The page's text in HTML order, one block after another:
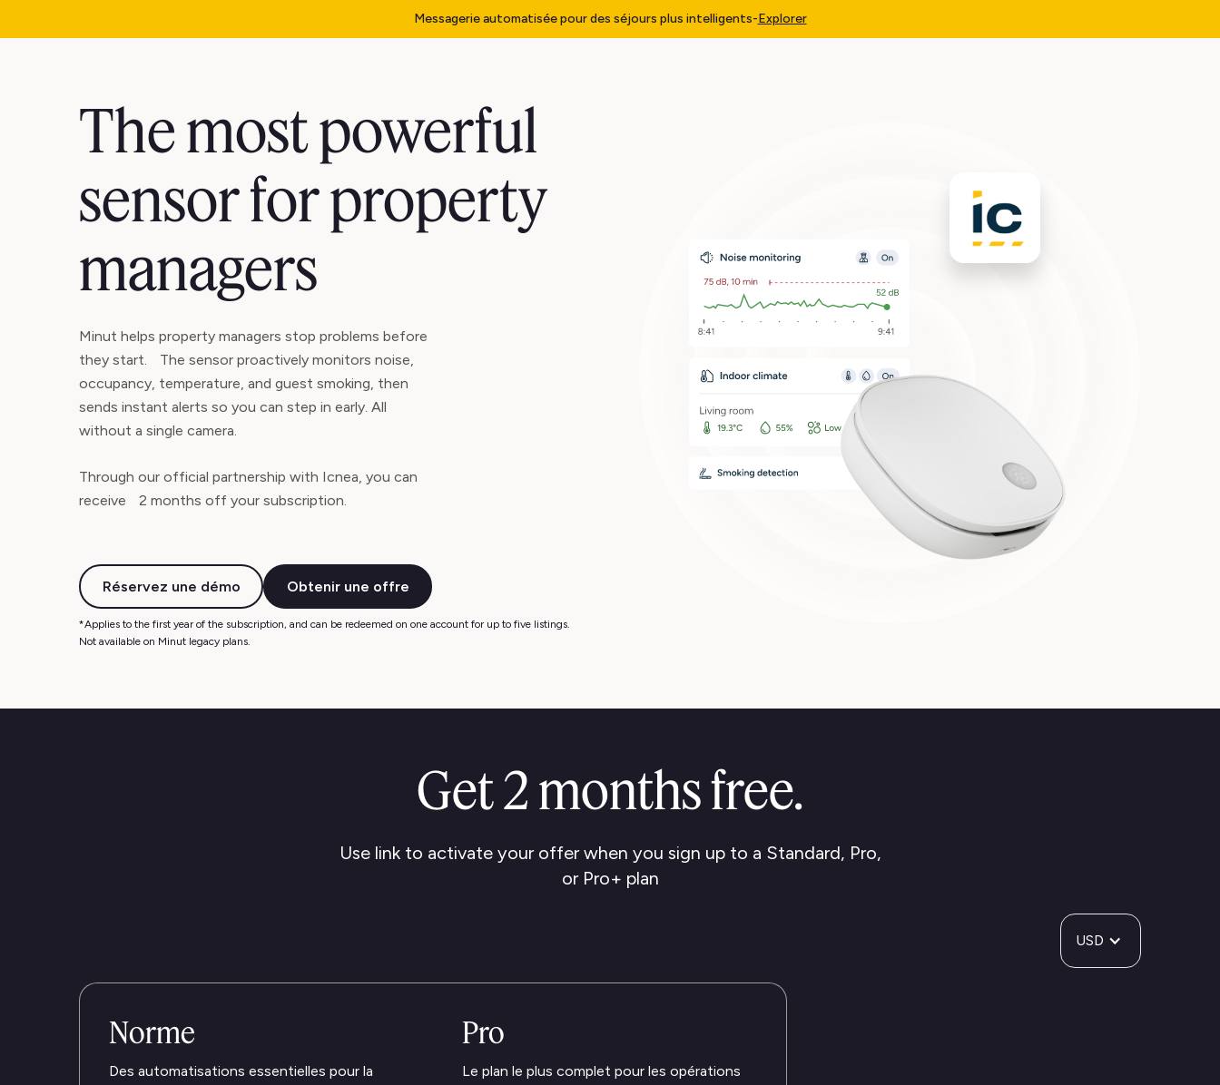
Messagerie automatisée pour des séjours plus intelligents-Explorer
The most powerful
sensor for property
managers
Minut helps property managers stop problems before
they start. The sensor proactively monitors noise,
occupancy, temperature, and guest smoking, then
sends instant alerts so you can step in early. All
without a single camera.
Through our official partnership with Icnea, you can
receive 2 months off your subscription.
Réservez une démo Obtenir une offre
*Applies to the first year of the subscription, and can be redeemed on one account for up to five listings.
Not available on Minut legacy plans.
Get 2 months free.
Use link to activate your offer when you sign up to a Standard, Pro,
or Pro+ plan
USD
Norme
Des automatisations essentielles pour la
Pro
Le plan le plus complet pour les opérations